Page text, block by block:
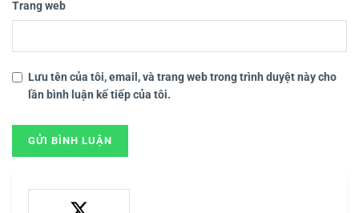
Trang web
Lưu tên của tôi, email, và trang web trong trình duyệt này cho
lần bình luận kế tiếp của tôi.